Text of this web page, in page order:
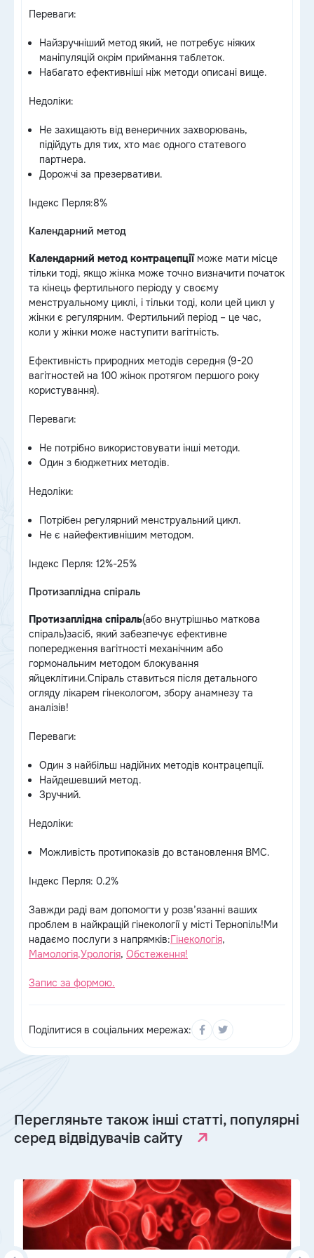
Переваги:
Найзручніший метод який, не потребує ніяких
маніпуляцій окрім приймання таблеток.
Набагато ефективніші ніж методи описані вище.
Недоліки:
Не захищають від венеричних захворювань,
підійдуть для тих, хто має одного статевого
партнера.
Дорожчі за презервативи.
Індекс Перля:8%
Календарний метод
Календарний метод контрацепціїможе мати місце
тільки тоді, якщо жінка може точно визначити початок
та кінець фертильного періоду у своєму
менструальному циклі, і тільки тоді, коли цей цикл у
жінки є регулярним. Фертильний період – це час,
коли у жінки може наступити вагітність.
Ефективність природних методів середня (9-20
вагітностей на 100 жінок протягом першого року
користування).
Переваги:
Не потрібно використовувати інші методи.
Один з бюджетних методів.
Недоліки:
Потрібен регулярний менструальний цикл.
Не є найефективнішим методом.
Індекс Перля: 12%-25%
Протизаплідна спіраль
Протизаплідна спіраль(або внутрішньо маткова
спіраль)засіб, який забезпечує ефективне
попередження вагітності механічним або
гормональним методом блокування
яйцеклітини.Спіраль ставиться після детального
огляду лікарем гінекологом, збору анамнезу та
аналізів!
Переваги:
Один з найбільш надійних методів контрацепції.
Найдешевший метод.
Зручний.
Недоліки:
Можливість протипоказів до встановлення ВМС.
Індекс Перля: 0.2%
Завжди раді вам допомогти у розв’язанні ваших
проблем в найкращій гінекології у місті Тернопіль!Ми
надаємо послуги з напрямків:Гінекологія,
Мамологія,Урологія, Обстеження!
Запис за формою.
Поділитися в соціальних мережах:
Перегляньте також інші статті, популярні
серед відвідувачів сайту